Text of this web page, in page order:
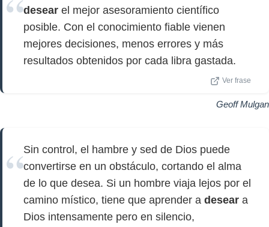
desear el mejor asesoramiento científico
posible. Con el conocimiento fiable vienen
mejores decisiones, menos errores y más
resultados obtenidos por cada libra gastada.
Ver frase
Geoff Mulgan
Sin control, el hambre y sed de Dios puede
convertirse en un obstáculo, cortando el alma
de lo que desea. Si un hombre viaja lejos por el
camino místico, tiene que aprender a desear a
Dios intensamente pero en silencio,